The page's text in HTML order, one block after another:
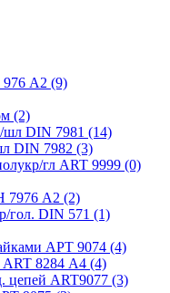
976 А2 (9)
(2)
шл DIN 7981 (14)
DIN 7982 (3)
гл ART 9999 (0)
7976 А2 (2)
гол. DIN 571 (1)
АРТ 9074 (4)
ART 8284 А4 (4)
цепей ART9077 (3)